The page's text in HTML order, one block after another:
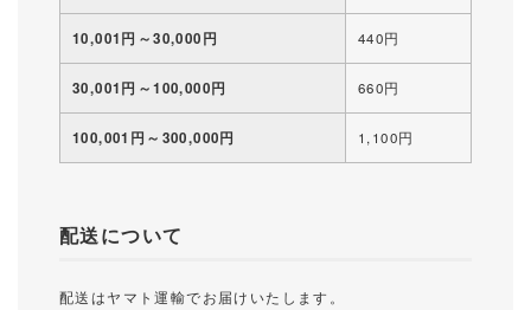
10,001円～30,000円 440円
30,001円～100,000円 660円
100,001円～300,000円 1,100円
配送について
配送はヤマト運輸でお届けいたします。